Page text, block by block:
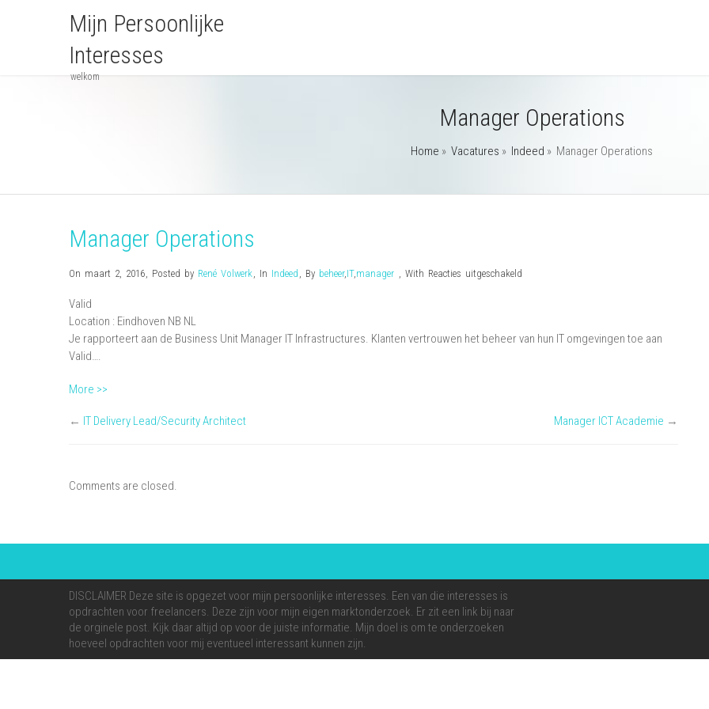
Mijn Persoonlijke
Interesses
welkom
Manager Operations
Home » Vacatures » Indeed » Manager Operations
Manager Operations
On maart 2, 2016, Posted by René Volwerk, In Indeed , By beheer,IT,manager , With Reacties uitgeschakeld
Valid
Location : Eindhoven NB NL
Je rapporteert aan de Business Unit Manager IT Infrastructures. Klanten vertrouwen het beheer van hun IT omgevingen toe aan
Valid….
More >>
← IT Delivery Lead/Security Architect Manager ICT Academie →
Comments are closed.
DISCLAIMER Deze site is opgezet voor mijn persoonlijke interesses. Een van die interesses is
opdrachten voor freelancers. Deze zijn voor mijn eigen marktonderzoek. Er zit een link bij naar
de orginele post. Kijk daar altijd op voor de juiste informatie. Mijn doel is om te onderzoeken
hoeveel opdrachten voor mij eventueel interessant kunnen zijn.